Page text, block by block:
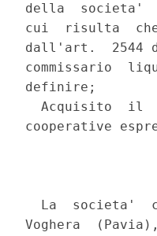
della  societa'
cui  risulta
dall'art.  2544
commissario
definire;
Acquisito  il
cooperative
La  societa'
Voghera